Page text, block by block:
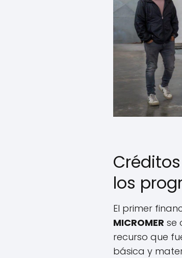
los
El primer
MICROMER se
recurso que
básica y